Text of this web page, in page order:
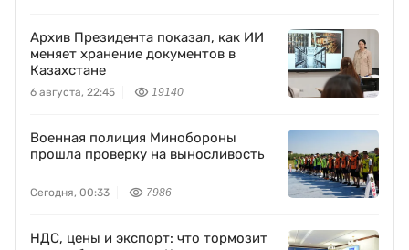
Архив Президента показал, как ИИ
меняет хранение документов в
Казахстане
6 августа, 22:45 19140
Военная полиция Минобороны
прошла проверку на выносливость
Сегодня, 00:33 7986
НДС, цены и экспорт: что тормозит